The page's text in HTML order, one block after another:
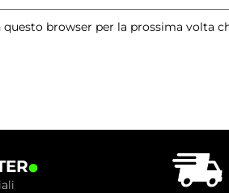
browser per la prossima volta
.